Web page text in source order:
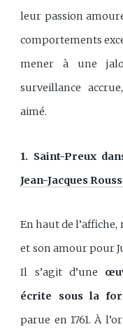
leur passion
comportements
mener à une
surveillance
aimé.
1. Saint-Preux
Jean-Jacques
En haut de
et son amour pour
Il s’agit d’une
écrite sous la
parue en 1761. À